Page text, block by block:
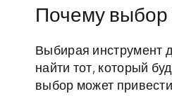
Почему выбор
Выбирая инструмент
найти тот, который
выбор может